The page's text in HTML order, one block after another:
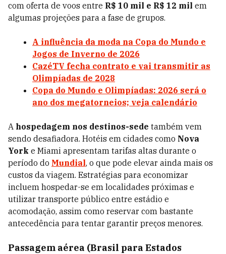
com oferta de voos entre R$ 10 mil e R$ 12 mil em
algumas projeções para a fase de grupos.
A influência da moda na Copa do Mundo e
Jogos de Inverno de 2026
CazéTV fecha contrato e vai transmitir as
Olimpíadas de 2028
Copa do Mundo e Olimpíadas: 2026 será o
ano dos megatorneios; veja calendário
A hospedagem nos destinos-sede também vem
sendo desafiadora. Hotéis em cidades como Nova
York e Miami apresentam tarifas altas durante o
período do Mundial, o que pode elevar ainda mais os
custos da viagem. Estratégias para economizar
incluem hospedar-se em localidades próximas e
utilizar transporte público entre estádio e
acomodação, assim como reservar com bastante
antecedência para tentar garantir preços menores.
Passagem aérea (Brasil para Estados